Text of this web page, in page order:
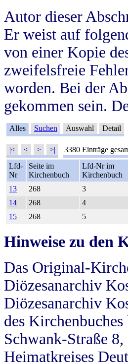
Autor dieser
Er weist auf
von einer Kopie
zweifelsfreie
worden. Bei der
gekommen sein.
Alles Suchen Auswahl Detail
|< < > >| 3380 Einträge
Lfd-
Nr
Seite im
Kirchenbuch
Lfd-Nr im
Kirchenbuch
13
268 3
14
268 4
15
268 5
Hinweise zu den
Das Original-
Diözesanarchiv
Diözesanarchiv
des
Schwank-Straße
Heimatkreises